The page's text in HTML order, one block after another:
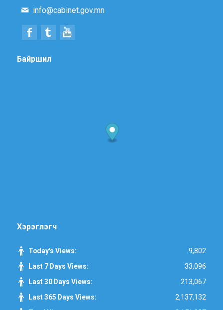
info@cabinet.gov.mn
Байршил
Хэрэглэгч
Today's Views: 9,802
Last 7 Days Views: 33,096
Last 30 Days Views: 213,067
Last 365 Days Views: 2,137,132